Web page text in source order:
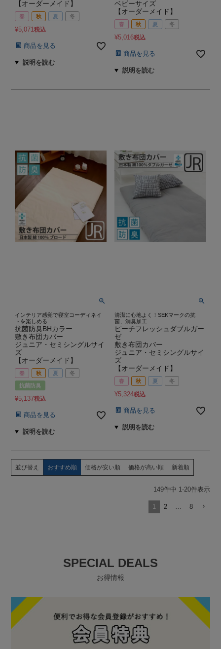
【オーダーメイド】
春 秋 夏 冬
¥5,071税込
商品を見る
ベビーサイズ
【オーダーメイド】
春 秋 夏 冬
¥5,016税込
商品を見る
インテリア感覚で寝室コーディネイ
トを楽しめる
抗菌防臭BHカラー
敷き布団カバー
ジュニア・セミシングルサイ
ズ
【オーダーメイド】
春 秋 夏 冬
抗菌防臭
¥5,137税込
商品を見る
清潔に心地よく！SEKマークの抗
菌、消臭加工
ピーチフレッシュダブルガー
ゼ
敷き布団カバー
ジュニア・セミシングルサイ
ズ
【オーダーメイド】
春 秋 夏 冬
¥5,324税込
商品を見る
並び替え おすすめ順 価格が安い順 価格が高い順 新着順
149件中 1-20件表示
1 2 8
SPECIAL DEALS
お得情報